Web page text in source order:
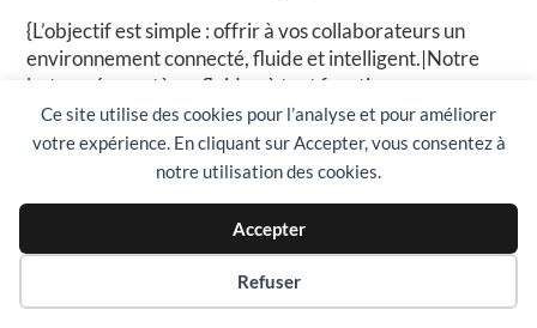
Ce site utilise des cookies pour l’analyse et pour améliorer
votre expérience. En cliquant sur Accepter, vous consentez à
notre utilisation des cookies.
Accepter
Refuser
Préférences des cookies
{L’objectif est simple : offrir à vos collaborateurs un
environnement connecté, fluide et intelligent.|Notre
but : un écosystème fluide où tout fonctionne
ensemble.|Nous visons une expérience sans friction
pour vos équipes.|L’idée : simplifier les échanges et
automatiser les tâches entre outils.|Notre mission :
{6. Une conformité totale avec les
exigences suisses et